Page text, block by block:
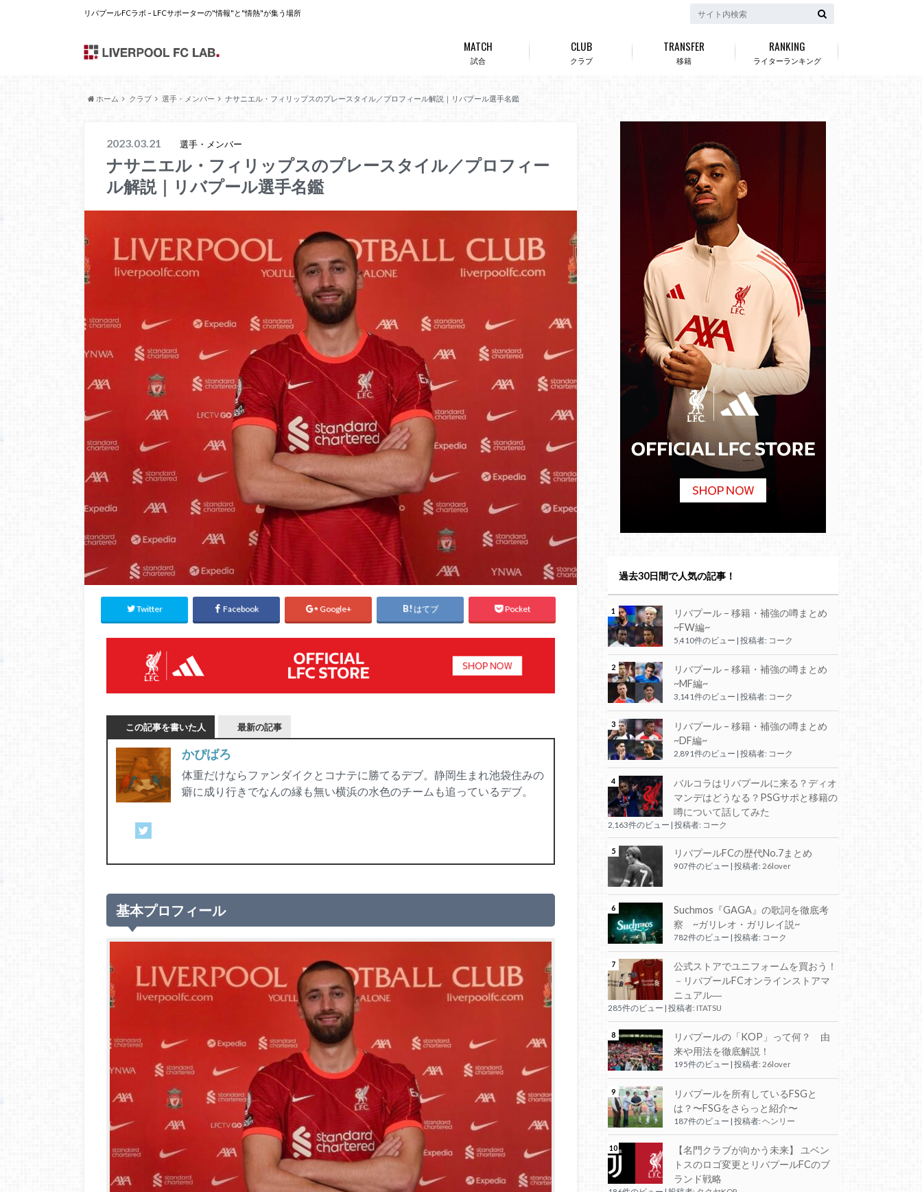
リバプールFCラボ – LFCサポーターの"情報"と"情熱"が集う場所
試合
MATCH
クラブ
CLUB
移籍
TRANSFER
ライターランキング
RANKING
ホーム クラブ 選手・メンバー ナサニエル・フィリップスのプレースタイル／プロフィール解説｜リバプール選手名鑑
2023.03.21 選手・メンバー
ナサニエル・フィリップスのプレースタイル／プロフィー
ル解説｜リバプール選手名鑑
Twitter Facebook Google+ はてブ Pocket
この記事を書いた人 最新の記事
かぴばろ
体重だけならファンダイクとコナテに勝てるデブ。静岡生まれ池袋住みの
癖に成り行きでなんの縁も無い横浜の水色のチームも追っているデブ。
基本プロフィール
過去30日間で人気の記事！
リバプール – 移籍・補強の噂まとめ
~FW編~
5,410件のビュー | 投稿者: コーク
リバプール – 移籍・補強の噂まとめ
~MF編~
3,141件のビュー 投稿者: コーク
リバプール – 移籍・補強の噂まとめ
~DF編~
2,891件のビュー | 投稿者: コーク
バルコラはリバプールに来る？ディオ
マンデはどうなる？PSGサポと移籍の
噂について話してみた
2,163件のビュー | 投稿者: コーク
リバプールFCの歴代No.7まとめ
907件のビュー 投稿者: 26lover
Suchmos『GAGA』の歌詞を徹底考
察 ~ガリレオ・ガリレイ説~
782件のビュー | 投稿者: コーク
公式ストアでユニフォームを買おう！
－リバプールFCオンラインストアマ
ニュアル―
285件のビュー 投稿者: ITATSU
リバプールの「KOP」って何？ 由
来や用法を徹底解説！
195件のビュー | 投稿者: 26lover
リバプールを所有しているFSGと
は？〜FSGをさらっと紹介〜
187件のビュー | 投稿者: ヘンリー
【名門クラブが向かう未来】 ユベン
トスのロゴ変更とリバプールFCのブ
ランド戦略